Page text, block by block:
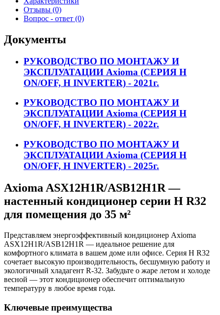
Отзывы (0)
Вопрос - ответ (0)
Документы
РУКОВОДСТВО ПО МОНТАЖУ И
ЭКСПЛУАТАЦИИ Axioma (СЕРИЯ H
ON/OFF, H INVERTER) - 2021г.
РУКОВОДСТВО ПО МОНТАЖУ И
ЭКСПЛУАТАЦИИ Axioma (СЕРИЯ H
ON/OFF, H INVERTER) - 2022г.
РУКОВОДСТВО ПО МОНТАЖУ И
ЭКСПЛУАТАЦИИ Axioma (СЕРИЯ H
ON/OFF, H INVERTER) - 2025г.
Axioma ASX12H1R/ASB12H1R —
настенный кондиционер серии H R32
для помещения до 35 м²
Представляем энергоэффективный кондиционер Axioma
ASX12H1R/ASB12H1R — идеальное решение для
комфортного климата в вашем доме или офисе. Серия H R32
сочетает высокую производительность, бесшумную работу и
экологичный хладагент R-32. Забудьте о жаре летом и холоде
весной — этот кондиционер обеспечит оптимальную
температуру в любое время года.
Ключевые преимущества